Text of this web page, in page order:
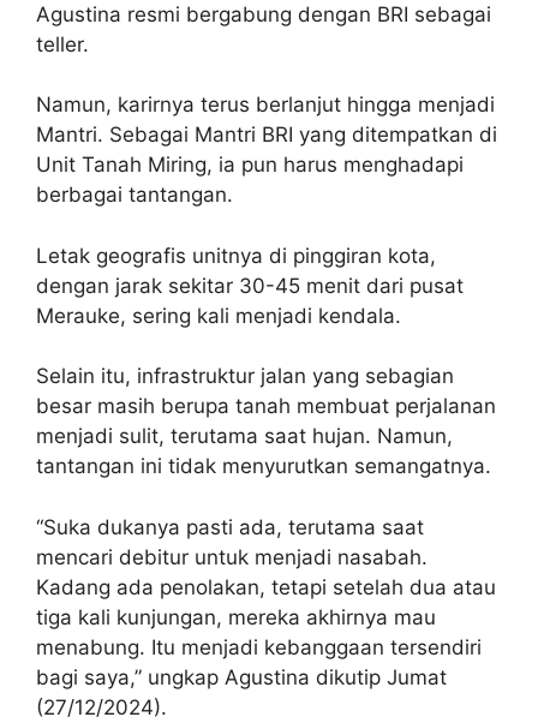
Agustina resmi bergabung dengan BRI sebagai
teller.
Namun, karirnya terus berlanjut hingga menjadi
Mantri. Sebagai Mantri BRI yang ditempatkan di
Unit Tanah Miring, ia pun harus menghadapi
berbagai tantangan.
Letak geografis unitnya di pinggiran kota,
dengan jarak sekitar 30-45 menit dari pusat
Merauke, sering kali menjadi kendala.
Selain itu, infrastruktur jalan yang sebagian
besar masih berupa tanah membuat perjalanan
menjadi sulit, terutama saat hujan. Namun,
tantangan ini tidak menyurutkan semangatnya.
“Suka dukanya pasti ada, terutama saat
mencari debitur untuk menjadi nasabah.
Kadang ada penolakan, tetapi setelah dua atau
tiga kali kunjungan, mereka akhirnya mau
menabung. Itu menjadi kebanggaan tersendiri
bagi saya,” ungkap Agustina dikutip Jumat
(27/12/2024).